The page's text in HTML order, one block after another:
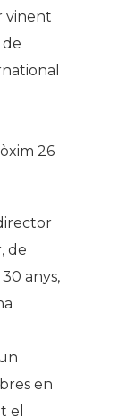
vinent
de
26
de
anys,
en
el